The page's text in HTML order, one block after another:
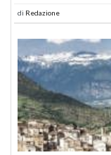
di Redazione